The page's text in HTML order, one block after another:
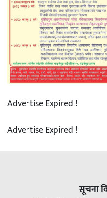
Advertise Expired !
Advertise Expired !
सूचना विभाग